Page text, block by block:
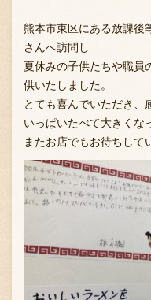
熊本市東区にある放課後
さんへ訪問し
夏休みの子供たちや職員
供いたしました。
とても喜んでいただき、
いっぱいたべて大きくな
またお店でもお待ちして